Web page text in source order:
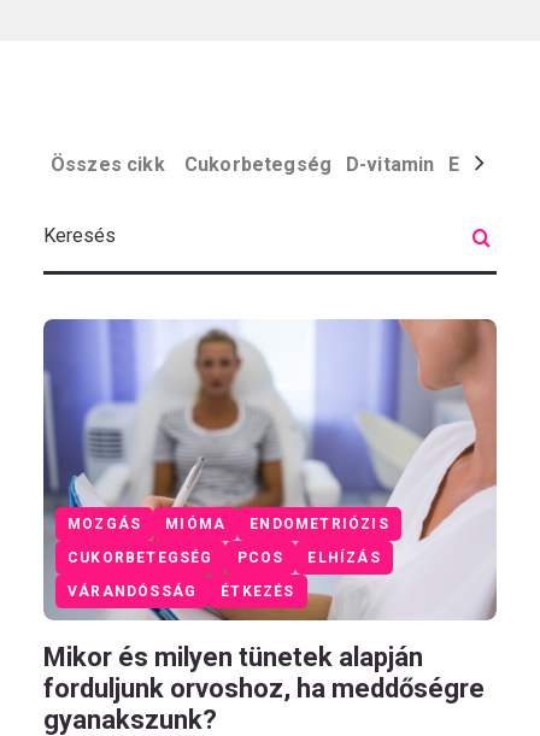
Összes cikk Cukorbetegség D-vitamin Egyéb
VÁRANDÓSSÁG ÉTKEZÉS
CUKORBETEGSÉG PCOS ELHÍZÁS
MOZGÁS MIÓMA ENDOMETRIÓZIS
Mikor és milyen tünetek alapján
forduljunk orvoshoz, ha meddőségre
gyanakszunk?